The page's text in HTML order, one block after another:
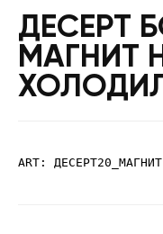
ДЕСЕРТ
МАГНИТ
ART: ДЕСЕРТ20_МАГНИТ